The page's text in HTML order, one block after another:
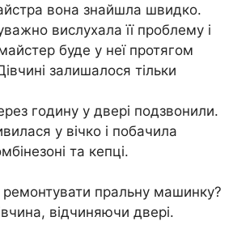
вона знайшла швидко.
вислухала її проблему і
буде у неї протягом
залишалося тільки
годину у двері подзвонили.
у вічко і побачила
та кепці.
пральну машинку?
відчиняючи двері.